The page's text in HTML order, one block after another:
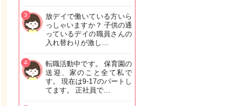
放デイで働いている方いら
っしゃいますか？ 子供の通
っているデイの職員さんの
入れ替わりが激し…
3
転職活動中です。 保育園の
送迎、家のこと全て私で
す。 現在は9-17のパートし
てます。 正社員で…
4